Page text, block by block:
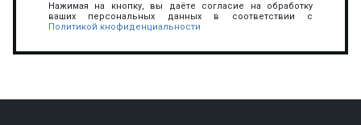
Нажимая на кнопку, вы даёте согласие на обработку
ваших персональных данных в соответствии с
Политикой кнофиденциальности